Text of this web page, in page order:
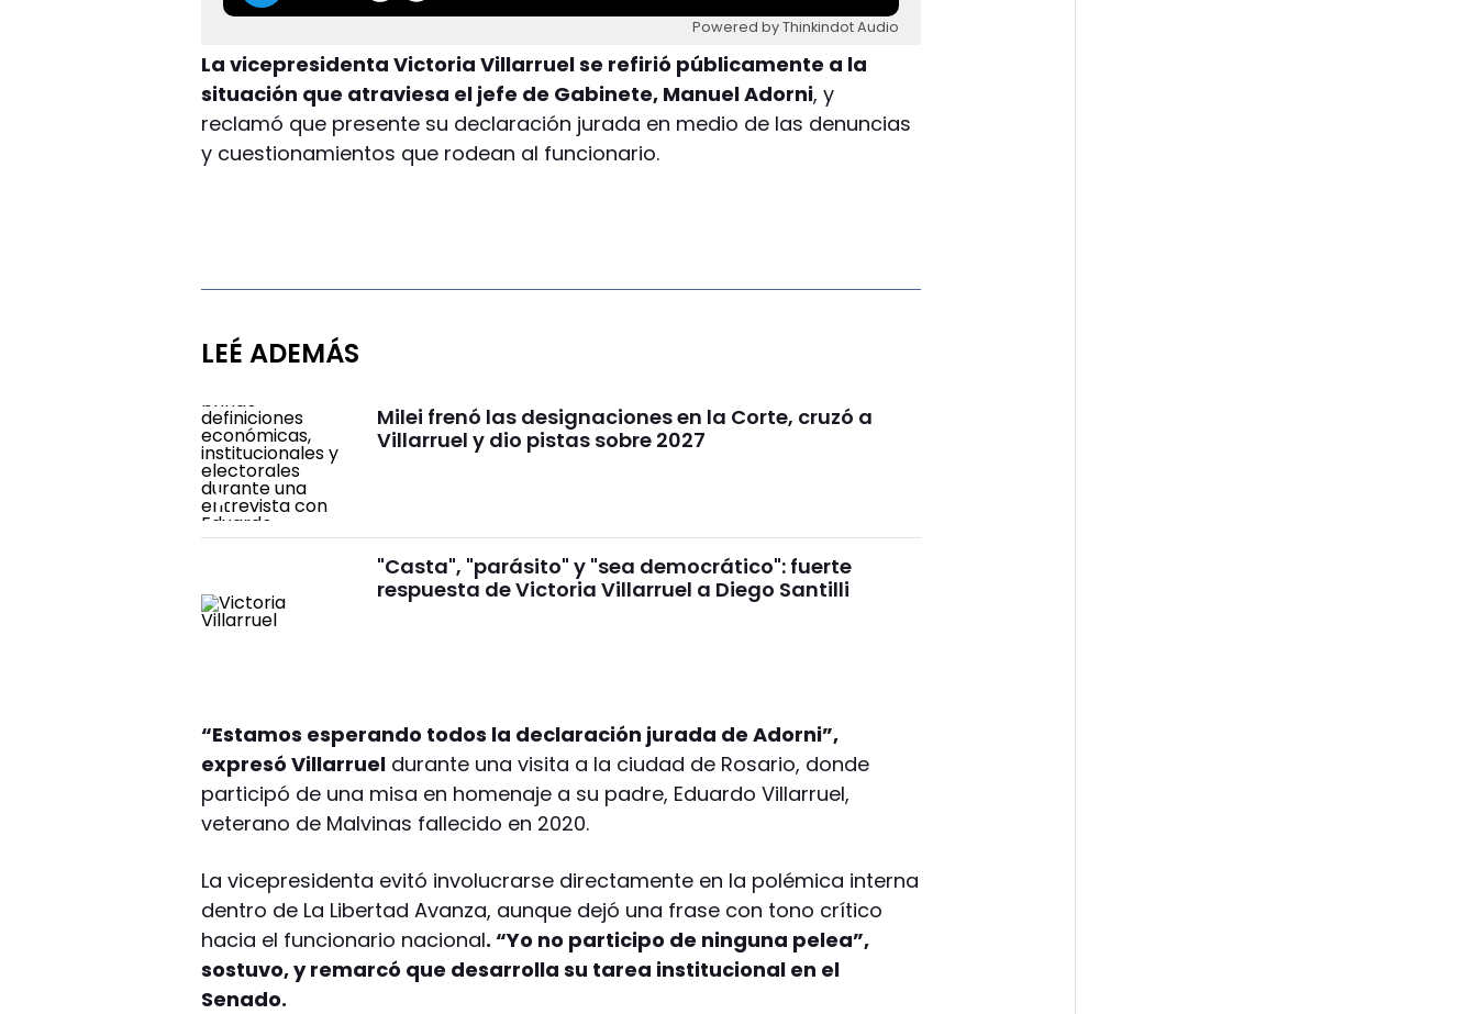
Powered by Thinkindot Audio
La vicepresidenta Victoria Villarruel se refirió públicamente a la
situación que atraviesa el jefe de Gabinete, Manuel Adorni, y
reclamó que presente su declaración jurada en medio de las denuncias
y cuestionamientos que rodean al funcionario.
LEÉ ADEMÁS
Milei frenó las designaciones en la Corte, cruzó a
Villarruel y dio pistas sobre 2027
"Casta", "parásito" y "sea democrático": fuerte
respuesta de Victoria Villarruel a Diego Santilli
“Estamos esperando todos la declaración jurada de Adorni”,
expresó Villarruel durante una visita a la ciudad de Rosario, donde
participó de una misa en homenaje a su padre, Eduardo Villarruel,
veterano de Malvinas fallecido en 2020.
La vicepresidenta evitó involucrarse directamente en la polémica interna
dentro de La Libertad Avanza, aunque dejó una frase con tono crítico
hacia el funcionario nacional. “Yo no participo de ninguna pelea”,
sostuvo, y remarcó que desarrolla su tarea institucional en el
Senado.